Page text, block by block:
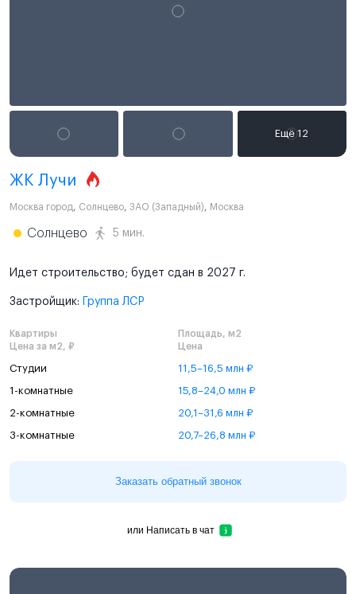
ЖК Лучи
Москва город, Солнцево, ЗАО (Западный), Москва
Солнцево 5 мин.
Идет строительство; будет сдан в 2027 г.
Застройщик: Группа ЛСР
Квартиры
Площадь, м2
Цена за м2, ₽
Цена
Студии 11,5–16,5 млн ₽
1-комнатные 15,8–24,0 млн ₽
2-комнатные 20,1–31,6 млн ₽
3-комнатные 20,7–26,8 млн ₽
Заказать обратный звонок
или Написать в чат